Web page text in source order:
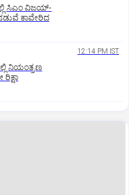
ಸಿಎಂ ವಿಜಯ್-
ಕಾವೇರಿದ
12:14 PM IST
ನಿಯಂತ್ರಣ